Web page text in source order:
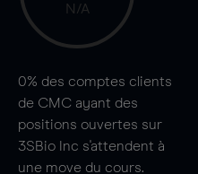
N/A
0% des comptes clients
de CMC ayant des
positions ouvertes sur
3SBio Inc s'attendent à
une move du cours.